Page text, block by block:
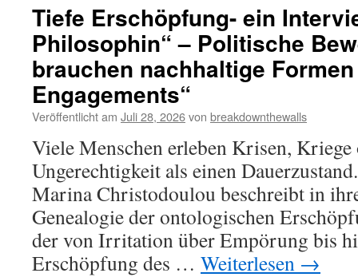
Tiefe Erschöpfung- ein
Philosophin“ – Politische
brauchen nachhaltige
Engagements“
Veröffentlicht am Juli 28, 2026von breakdownthewalls
Viele Menschen erleben Krisen, Kriege
Ungerechtigkeit als einen
Marina Christodoulou beschreibt in
Genealogie der ontologischen
der von Irritation über Empörung bis
Erschöpfung des … Weiterlesen →